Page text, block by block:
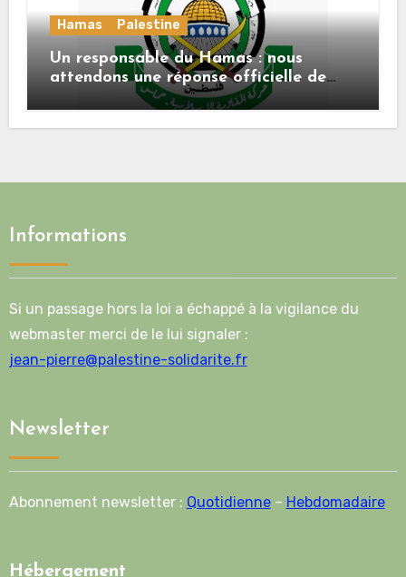
Hamas Palestine
Un responsable du Hamas : nous
attendons une réponse officielle de
Mladenov concernant la feuille de
route de la deuxième phase de l’accord
Informations
Si un passage hors la loi a échappé à la vigilance du
webmaster merci de le lui signaler :
jean-pierre@palestine-solidarite.fr
Newsletter
Abonnement newsletter : Quotidienne– Hebdomadaire
Hébergement